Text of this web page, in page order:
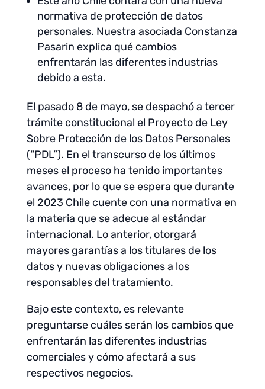
normativa de protección de datos
personales. Nuestra asociada Constanza
Pasarin explica qué cambios
enfrentarán las diferentes industrias
debido a esta.
El pasado 8 de mayo, se despachó a tercer
trámite constitucional el Proyecto de Ley
Sobre Protección de los Datos Personales
(“PDL”). En el transcurso de los últimos
meses el proceso ha tenido importantes
avances, por lo que se espera que durante
el 2023 Chile cuente con una normativa en
la materia que se adecue al estándar
internacional. Lo anterior, otorgará
mayores garantías a los titulares de los
datos y nuevas obligaciones a los
responsables del tratamiento.
Bajo este contexto, es relevante
preguntarse cuáles serán los cambios que
enfrentarán las diferentes industrias
comerciales y cómo afectará a sus
respectivos negocios.